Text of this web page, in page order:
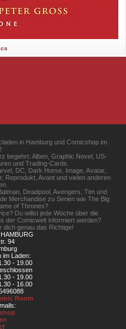
in Hamburg und Comicshop im
begehrt: Alben, Graphic Novel, US-
und Trading-Cards.
DC, Dark Horse, Image, Avatar,
Reprodukt, Avant und vielen anderen
Deadpool, Avengers, Tim und
Merchandise zu Serien wie The Big
of Thrones?
Du willst jede Woche über die
der Comicwelt informiert werden?
dich genau das Richtige!
94
im Laden:
- 19.00
- 19.00
- 16.00
Room